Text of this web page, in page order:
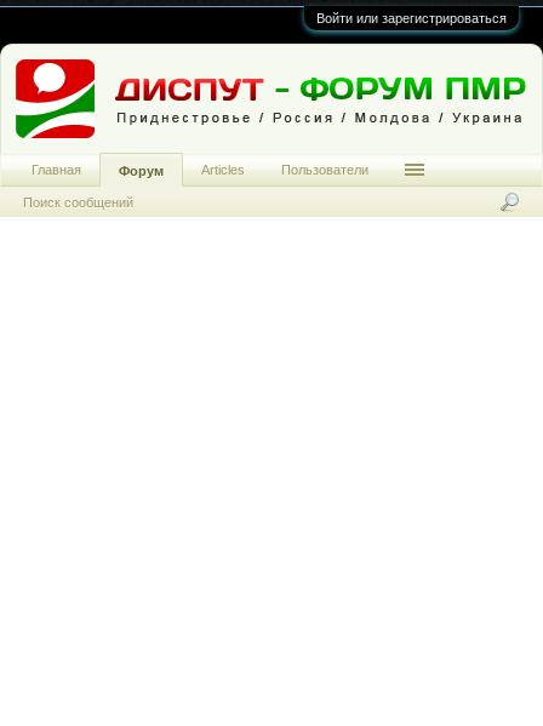
Войти или зарегистрироваться
Главная Форум
Поиск сообщений
Articles Пользователи